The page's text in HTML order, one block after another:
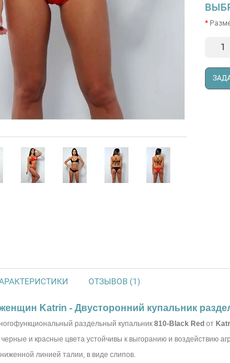
ОТЗЫВОВ (1)
Katrin - Двусторонний купальник
раздельный купальник 810-Black Red от
и красные цвета устойчивы к выгоранию и воздействию
линией талии, в виде слипов.